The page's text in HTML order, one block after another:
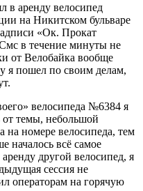
в аренду велосипед
на Никитском бульваре
«Ок. Прокат
в течение минуты не
от Велобайка вообще
я пошел по своим делам,
велосипеда №6384 я
от темы, небольшой
на номере велосипеда, тем
началось всё самое
другой велосипед, я
сессия не
операторам на горячую